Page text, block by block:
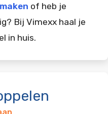
of heb je
Bij Vimexx haal je
in huis.